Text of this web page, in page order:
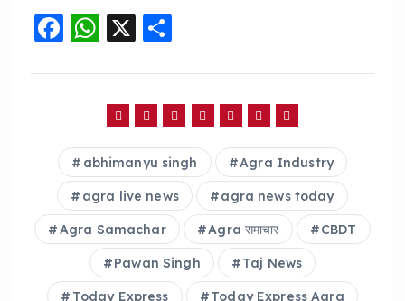
F
c
b
o
o
k
W
a
ts
A
p
p
X
a
re
abhimanyu singh Agra Industry
agra live news agra news today
Agra Samachar Agra समाचार CBDT
Pawan Singh Taj News
Today Express Today Express Agra